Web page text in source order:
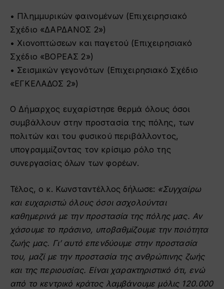
• Πλημμυρικών φαινομένων (Επιχειρησιακό
Σχέδιο «ΔΑΡΔΑΝΟΣ 2»)
• Χιονοπτώσεων και παγετού (Επιχειρησιακό
Σχέδιο «ΒΟΡΕΑΣ 2»)
• Σεισμικών γεγονότων (Επιχειρησιακό Σχέδιο
«ΕΓΚΕΛΑΔΟΣ 2»)
Ο Δήμαρχος ευχαρίστησε θερμά όλους όσοι
συμβάλλουν στην προστασία της πόλης, των
πολιτών και του φυσικού περιβάλλοντος,
υπογραμμίζοντας τον κρίσιμο ρόλο της
συνεργασίας όλων των φορέων.
Τέλος, ο κ. Κωνσταντέλλος δήλωσε: «Συγχαίρω
και ευχαριστώ όλους όσοι ασχολούνται
καθημερινά με την προστασία της πόλης μας. Αν
χάσουμε το πράσινο, υποβαθμίζουμε την ποιότητα
ζωής μας. Γι’ αυτό επενδύουμε στην προστασία
του, μαζί με την προστασία της ανθρώπινης ζωής
και της περιουσίας. Είναι χαρακτηριστικό ότι, ενώ
από το κεντρικό κράτος λαμβάνουμε μόλις 120.000